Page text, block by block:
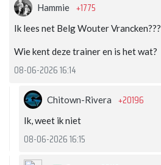
Hammie +1775
Ik lees net Belg Wouter Vrancken???
Wie kent deze trainer en is het wat?
08-06-2026 16:14
Chitown-Rivera +20196
Ik, weet ik niet
08-06-2026 16:15